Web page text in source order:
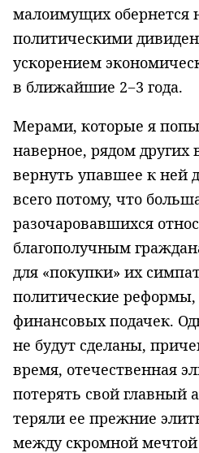
малоимущих обернется
политическими
ускорением
в ближайшие 2−3 года.
Мерами, которые я
наверное, рядом других
вернуть упавшее к ней
всего потому, что
разочаровавшихся
благополучным
для «покупки» их
политические
финансовых подачек.
не будут сделаны,
время, отечественная
потерять свой главный
теряли ее прежние
между скромной